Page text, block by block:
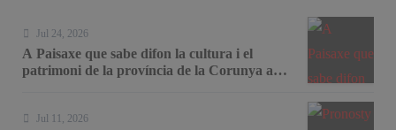
Jul 24, 2026
A Paisaxe que sabe difon la cultura i el
patrimoni de la província de la Corunya a
Jul 11, 2026